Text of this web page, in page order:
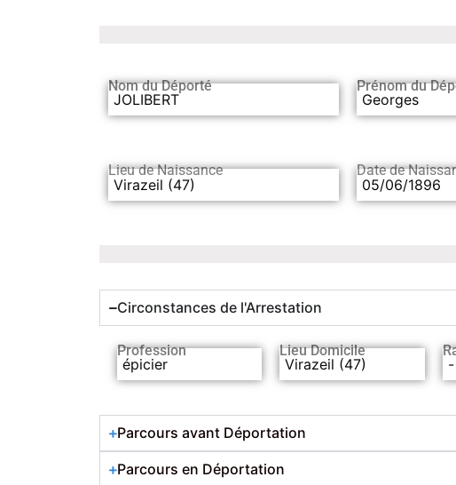
Nom du Déporté
JOLIBERT
Prénom du
Georges
Lieu de Naissance
Virazeil (47)
Date de
05/06/1896
Circonstances de l'Arrestation
Profession
épicier
Lieu Domicile
Virazeil (47) -
Parcours avant Déportation
Parcours en Déportation